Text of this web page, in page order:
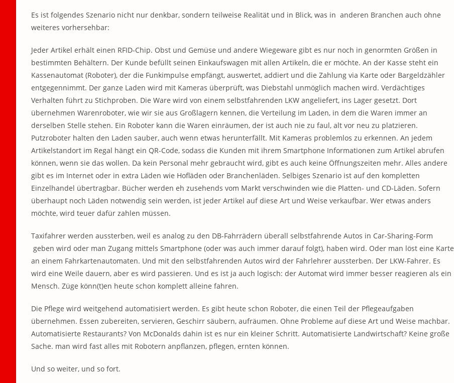
Es ist folgendes Szenario nicht nur denkbar, sondern teilweise Realität und in Blick, was in anderen Branchen auch ohne
weiteres vorhersehbar:
Jeder Artikel erhält einen RFID-Chip. Obst und Gemüse und andere Wiegeware gibt es nur noch in genormten Größen in
bestimmten Behältern. Der Kunde befüllt seinen Einkaufswagen mit allen Artikeln, die er möchte. An der Kasse steht ein
Kassenautomat (Roboter), der die Funkimpulse empfängt, auswertet, addiert und die Zahlung via Karte oder Bargeldzähler
entgegennimmt. Der ganze Laden wird mit Kameras überprüft, was Diebstahl unmöglich machen wird. Verdächtiges
Verhalten führt zu Stichproben. Die Ware wird von einem selbstfahrenden LKW angeliefert, ins Lager gesetzt. Dort
übernehmen Warenroboter, wie wir sie aus Großlagern kennen, die Verteilung im Laden, in dem die Waren immer an
derselben Stelle stehen. Ein Roboter kann die Waren einräumen, der ist auch nie zu faul, alt vor neu zu platzieren.
Putzroboter halten den Laden sauber, auch wenn etwas herunterfällt. Mit Kameras problemlos zu erkennen. An jedem
Artikelstandort im Regal hängt ein QR-Code, sodass die Kunden mit ihrem Smartphone Informationen zum Artikel abrufen
können, wenn sie das wollen. Da kein Personal mehr gebraucht wird, gibt es auch keine Öffnungszeiten mehr. Alles andere
gibt es im Internet oder in extra Läden wie Hofläden oder Branchenläden. Selbiges Szenario ist auf den kompletten
Einzelhandel übertragbar. Bücher werden eh zusehends vom Markt verschwinden wie die Platten- und CD-Läden. Sofern
überhaupt noch Läden notwendig sein werden, ist jeder Artikel auf diese Art und Weise verkaufbar. Wer etwas anders
möchte, wird teuer dafür zahlen müssen.
Taxifahrer werden aussterben, weil es analog zu den DB-Fahrrädern überall selbstfahrende Autos in Car-Sharing-Form
geben wird oder man Zugang mittels Smartphone (oder was auch immer darauf folgt), haben wird. Oder man löst eine Karte
an einem Fahrkartenautomaten. Und mit den selbstfahrenden Autos wird der Fahrlehrer aussterben. Der LKW-Fahrer. Es
wird eine Weile dauern, aber es wird passieren. Und es ist ja auch logisch: der Automat wird immer besser reagieren als ein
Mensch. Züge könn(t)en heute schon komplett alleine fahren.
Die Pflege wird weitgehend automatisiert werden. Es gibt heute schon Roboter, die einen Teil der Pflegeaufgaben
übernehmen. Essen zubereiten, servieren, Geschirr säubern, aufräumen. Ohne Probleme auf diese Art und Weise machbar.
Automatisierte Restaurants? Von McDonalds dahin ist es nur ein kleiner Schritt. Automatisierte Landwirtschaft? Keine große
Sache. man wird fast alles mit Robotern anpflanzen, pflegen, ernten können.
Und so weiter, und so fort.